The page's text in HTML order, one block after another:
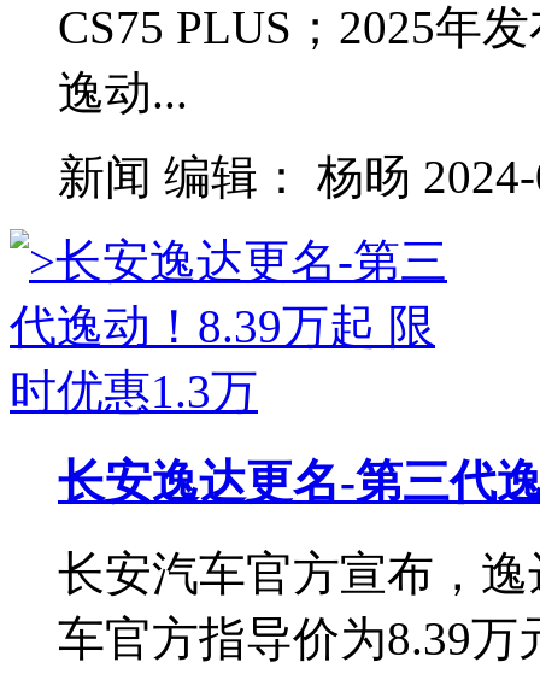
CS75 PLUS；2025年
逸动...
新闻 编辑： 杨旸
长安逸达更名-第三代
长安汽车官方宣布，
车官方指导价为8.39